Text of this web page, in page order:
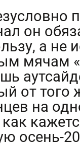
он
а не
мячам
от того
на
осень-